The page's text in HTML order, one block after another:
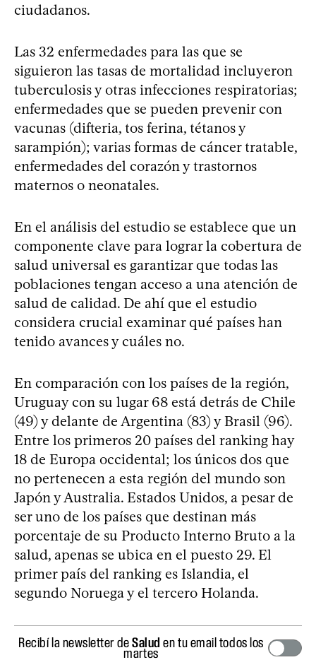
ciudadanos.
Las 32 enfermedades para las que se
siguieron las tasas de mortalidad incluyeron
tuberculosis y otras infecciones respiratorias;
enfermedades que se pueden prevenir con
vacunas (difteria, tos ferina, tétanos y
sarampión); varias formas de cáncer tratable,
enfermedades del corazón y trastornos
maternos o neonatales.
En el análisis del estudio se establece que un
componente clave para lograr la cobertura de
salud universal es garantizar que todas las
poblaciones tengan acceso a una atención de
salud de calidad. De ahí que el estudio
considera crucial examinar qué países han
tenido avances y cuáles no.
En comparación con los países de la región,
Uruguay con su lugar 68 está detrás de Chile
(49) y delante de Argentina (83) y Brasil (96).
Entre los primeros 20 países del ranking hay
18 de Europa occidental; los únicos dos que
no pertenecen a esta región del mundo son
Japón y Australia. Estados Unidos, a pesar de
ser uno de los países que destinan más
porcentaje de su Producto Interno Bruto a la
salud, apenas se ubica en el puesto 29. El
primer país del ranking es Islandia, el
segundo Noruega y el tercero Holanda.
Recibí la newsletter deSalud en tu email todos los
martes